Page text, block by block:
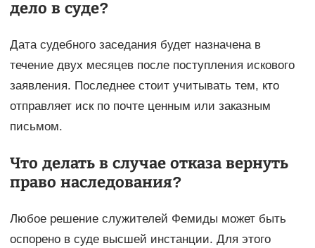
дело в суде?
Дата судебного заседания будет назначена в
течение двух месяцев после поступления искового
заявления. Последнее стоит учитывать тем, кто
отправляет иск по почте ценным или заказным
письмом.
Что делать в случае отказа вернуть
право наследования?
Любое решение служителей Фемиды может быть
оспорено в суде высшей инстанции. Для этого